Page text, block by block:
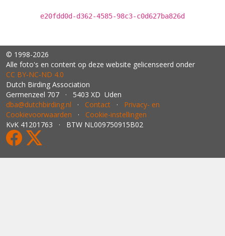
e20fdd0d-d362-4585-98c3-c0d627ba826d
© 1998-2026
Alle foto's en content op deze website gelicenseerd onder
CC BY‑NC‑ND 4.0
Dutch Birding Association
Germenzeel 707 · 5403 XD Uden
dba@dutchbirding.nl · Contact · Privacy- en
Cookievoorwaarden · Cookie-instellingen
KvK 41201763 · BTW NL009750915B02